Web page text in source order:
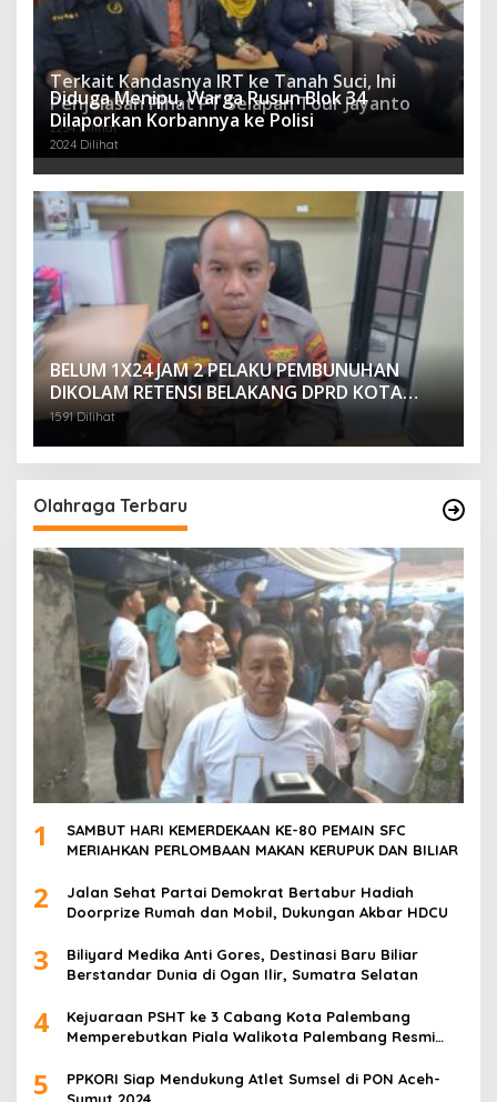
Terkait Kandasnya IRT ke Tanah Suci, Ini
Penjelasan Pihat PT Selapan Tour Jayanto
2234 Dilihat
Diduga Menipu, Warga Rusun Blok 34
Dilaporkan Korbannya ke Polisi
2024 Dilihat
BELUM 1X24 JAM 2 PELAKU PEMBUNUHAN
DIKOLAM RETENSI BELAKANG DPRD KOTA
PALEMBANG TELAH DIRINGKUS ANGGOTA
1591 Dilihat
Olahraga Terbaru
1
SAMBUT HARI KEMERDEKAAN KE-80 PEMAIN SFC
MERIAHKAN PERLOMBAAN MAKAN KERUPUK DAN BILIAR
2
Jalan Sehat Partai Demokrat Bertabur Hadiah
Doorprize Rumah dan Mobil, Dukungan Akbar HDCU
3
Biliyard Medika Anti Gores, Destinasi Baru Biliar
Berstandar Dunia di Ogan Ilir, Sumatra Selatan
4
Kejuaraan PSHT ke 3 Cabang Kota Palembang
Memperebutkan Piala Walikota Palembang Resmi
5
PPKORI Siap Mendukung Atlet Sumsel di PON Aceh-